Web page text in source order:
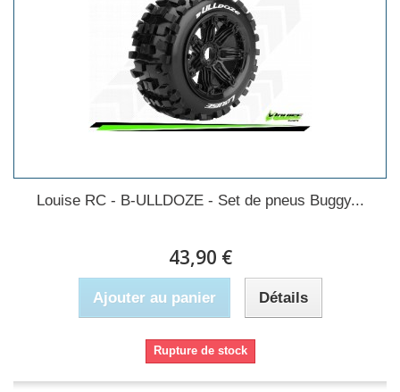
Louise RC - B-ULLDOZE - Set de pneus Buggy...
43,90 €
Ajouter au panier Détails
Rupture de stock